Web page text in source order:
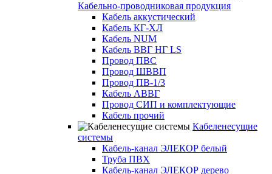
Кабельно-проводниковая продукция
Кабель аккустический
Кабель КГ-ХЛ
Кабель NUM
Кабель ВВГ НГ LS
Провод ПВС
Провод ШВВП
Провод ПВ-1/3
Кабель АВВГ
Провод СИП и комплектующие
Кабель прочий
Кабеленесущие
системы
Кабель-канал ЭЛЕКОР белый
Труба ПВХ
Кабель-канал ЭЛЕКОР дерево